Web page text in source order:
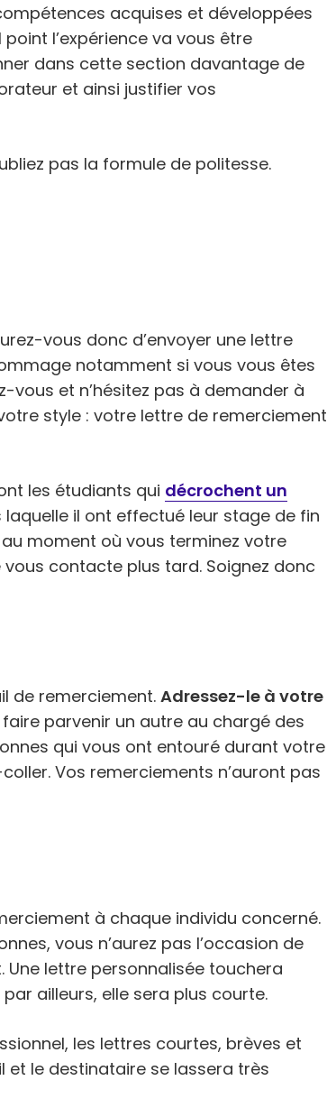
acquises et développées
l’expérience va vous être
dans cette section davantage de
et ainsi justifier vos
pas la formule de politesse.
vous donc d’envoyer une lettre
notamment si vous vous êtes
vous et n’hésitez pas à demander à
style : votre lettre de remerciement
les étudiants qui décrochent un
laquelle il ont effectué leur stage de fin
au moment où vous terminez votre
contacte plus tard. Soignez donc
de remerciement. Adressez-le à votre
faire parvenir un autre au chargé des
qui vous ont entouré durant votre
Vos remerciements n’auront pas
à chaque individu concerné.
vous n’aurez pas l’occasion de
lettre personnalisée touchera
ailleurs, elle sera plus courte.
les lettres courtes, brèves et
et le destinataire se lassera très